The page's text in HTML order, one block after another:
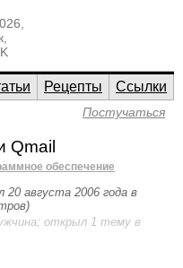
Рецепты
Ссылки
Постучаться
Qmail
обеспечение
20 августа 2006 года в
открыл 1 тему в